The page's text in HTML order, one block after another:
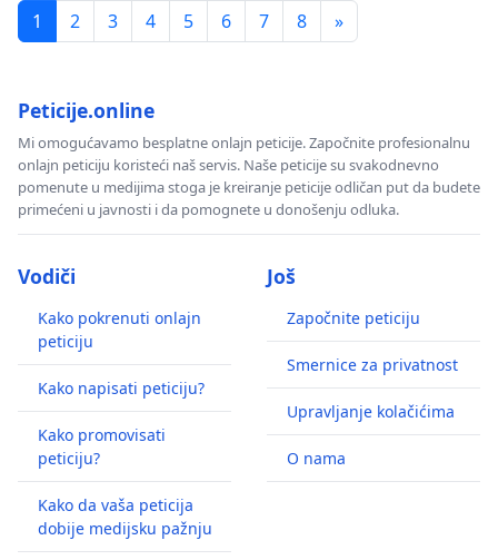
1
2 3 4 5 6 7 8 »
Peticije.online
Mi omogućavamo besplatne onlajn peticije. Započnite profesionalnu
onlajn peticiju koristeći naš servis. Naše peticije su svakodnevno
pomenute u medijima stoga je kreiranje peticije odličan put da budete
primećeni u javnosti i da pomognete u donošenju odluka.
Vodiči
Kako pokrenuti onlajn
peticiju
Kako napisati peticiju?
Kako promovisati
peticiju?
Kako da vaša peticija
dobije medijsku pažnju
Još
Započnite peticiju
Smernice za privatnost
Upravljanje kolačićima
O nama